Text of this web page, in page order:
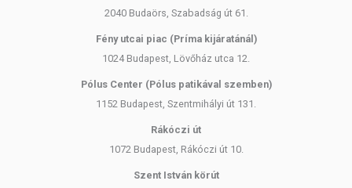
2040 Budaörs, Szabadság út 61.
Fény utcai piac (Príma kijáratánál)
1024 Budapest, Lövőház utca 12.
Pólus Center (Pólus patikával szemben)
1152 Budapest, Szentmihályi út 131.
Rákóczi út
1072 Budapest, Rákóczi út 10.
Szent István körút